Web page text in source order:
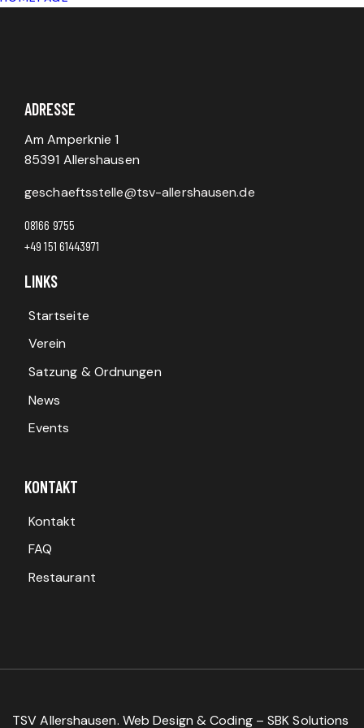
ADRESSE
Am Amperknie 1
85391 Allershausen
geschaeftsstelle@tsv-allershausen.de
08166 9755
+49 151 61443971
LINKS
Startseite
Verein
Satzung & Ordnungen
News
Events
KONTAKT
Kontakt
FAQ
Restaurant
TSV Allershausen. Web Design & Coding – SBK Solutions